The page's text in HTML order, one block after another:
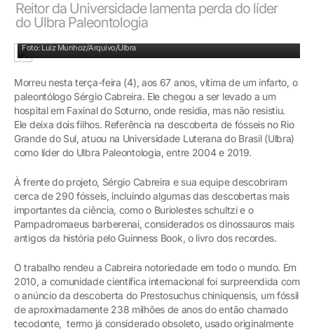
Reitor da Universidade lamenta perda do líder
do Ulbra Paleontologia
Foto: Luiz Munhoz/Arquivo/Ulbra
Morreu nesta terça-feira (4), aos 67 anos, vítima de um infarto, o
paleontólogo Sérgio Cabreira. Ele chegou a ser levado a um
hospital em Faxinal do Soturno, onde residia, mas não resistiu.
Ele deixa dois filhos. Referência na descoberta de fósseis no Rio
Grande do Sul, atuou na Universidade Luterana do Brasil (Ulbra)
como líder do Ulbra Paleontologia, entre 2004 e 2019.
À frente do projeto, Sérgio Cabreira e sua equipe descobriram
cerca de 290 fósseis, incluindo algumas das descobertas mais
importantes da ciência, como o Buriolestes schultzi e o
Pampadromaeus barberenai, considerados os dinossauros mais
antigos da história pelo Guinness Book, o livro dos recordes.
O trabalho rendeu a Cabreira notoriedade em todo o mundo. Em
2010, a comunidade científica internacional foi surpreendida com
o anúncio da descoberta do Prestosuchus chiniquensis, um fóssil
de aproximadamente 238 milhões de anos do então chamado
tecodonte, termo já considerado obsoleto, usado originalmente